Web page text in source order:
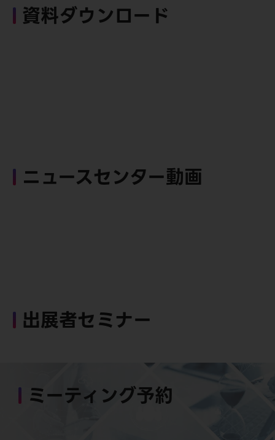
資料ダウンロード
ニュースセンター動画
出展者セミナー
ミーティング予約